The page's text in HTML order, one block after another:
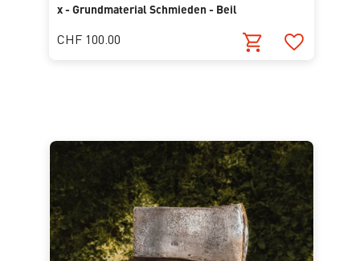
x - Grundmaterial Schmieden - Beil
CHF 100.00